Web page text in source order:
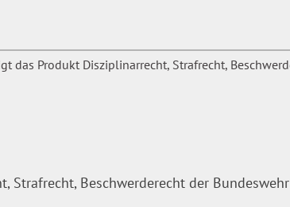
Strafrecht, Beschwerderecht der Bundeswehr